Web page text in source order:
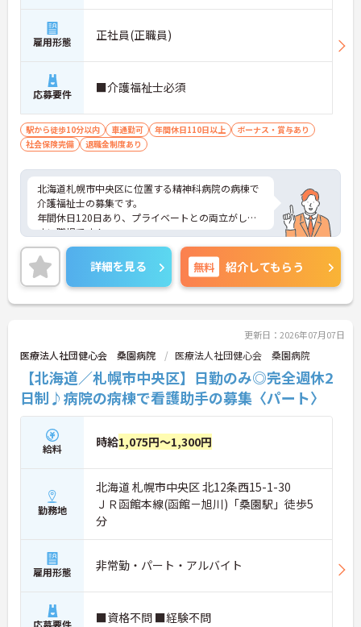
雇用形態 正社員(正職員)
応募要件 ■介護福祉士必須
駅から徒歩10分以内 車通勤可 年間休日110日以上
ボーナス・賞与あり
社会保険完備
退職金制度あり
北海道札幌市中央区に位置する精神科病院の病棟で
介護福祉士の募集です。
年間休日120日あり、プライベートとの両立がしや
すい職場です！
また、各種手当が充実しているのも嬉しいポイント
です♪
ご興味のある方はご面接のポイントお伝えしますの
でご気軽にお問い合わせください。
詳細を見る 無料 紹介してもらう
更新日：2026年07月07日
医療法人社団健心会 桑園病院 医療法人社団健心会 桑園病院
【北海道／札幌市中央区】日勤のみ◎完全週休2
日制♪病院の病棟で看護助手の募集〈パート〉
給料 時給1,075円～1,300円
勤務地
北海道 札幌市中央区 北12条西15-1-30
ＪＲ函館本線(函館－旭川)「桑園駅」徒歩5
分
雇用形態 非常勤・パート・アルバイト
■資格不問 ■経験不問